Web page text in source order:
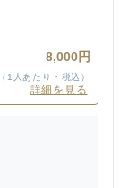
8,000円
（1人あたり・税込）
詳細を見る